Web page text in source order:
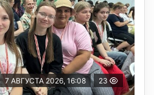
7 АВГУСТА 2026, 16:08 23